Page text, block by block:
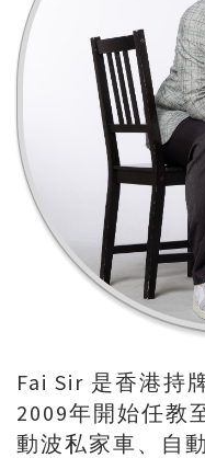
Fai Sir 是香港持
2009年開始任教
動波私家車、自